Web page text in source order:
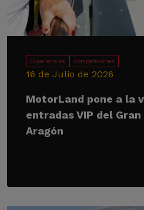
Experiencias Competiciones
16 de Julio de 2026
MotorLand pone a la
entradas VIP del
Aragón